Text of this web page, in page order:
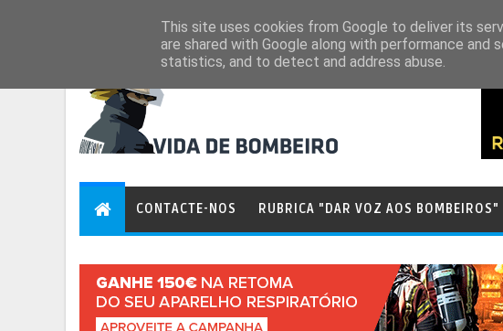
CONTACTE-NOS RUBRICA "DAR VOZ AOS BOMBEIROS"
This site uses cookies from Google to deliver its
are shared with Google along with performance
statistics, and to detect and address abuse.